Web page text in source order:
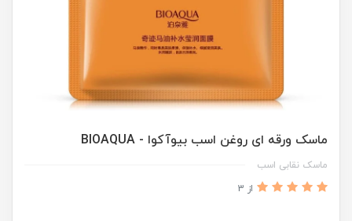
ماسک ورقه ای روغن اسب بیوآکوا - BIOAQUA
ماسک نقابی اسب
از 3